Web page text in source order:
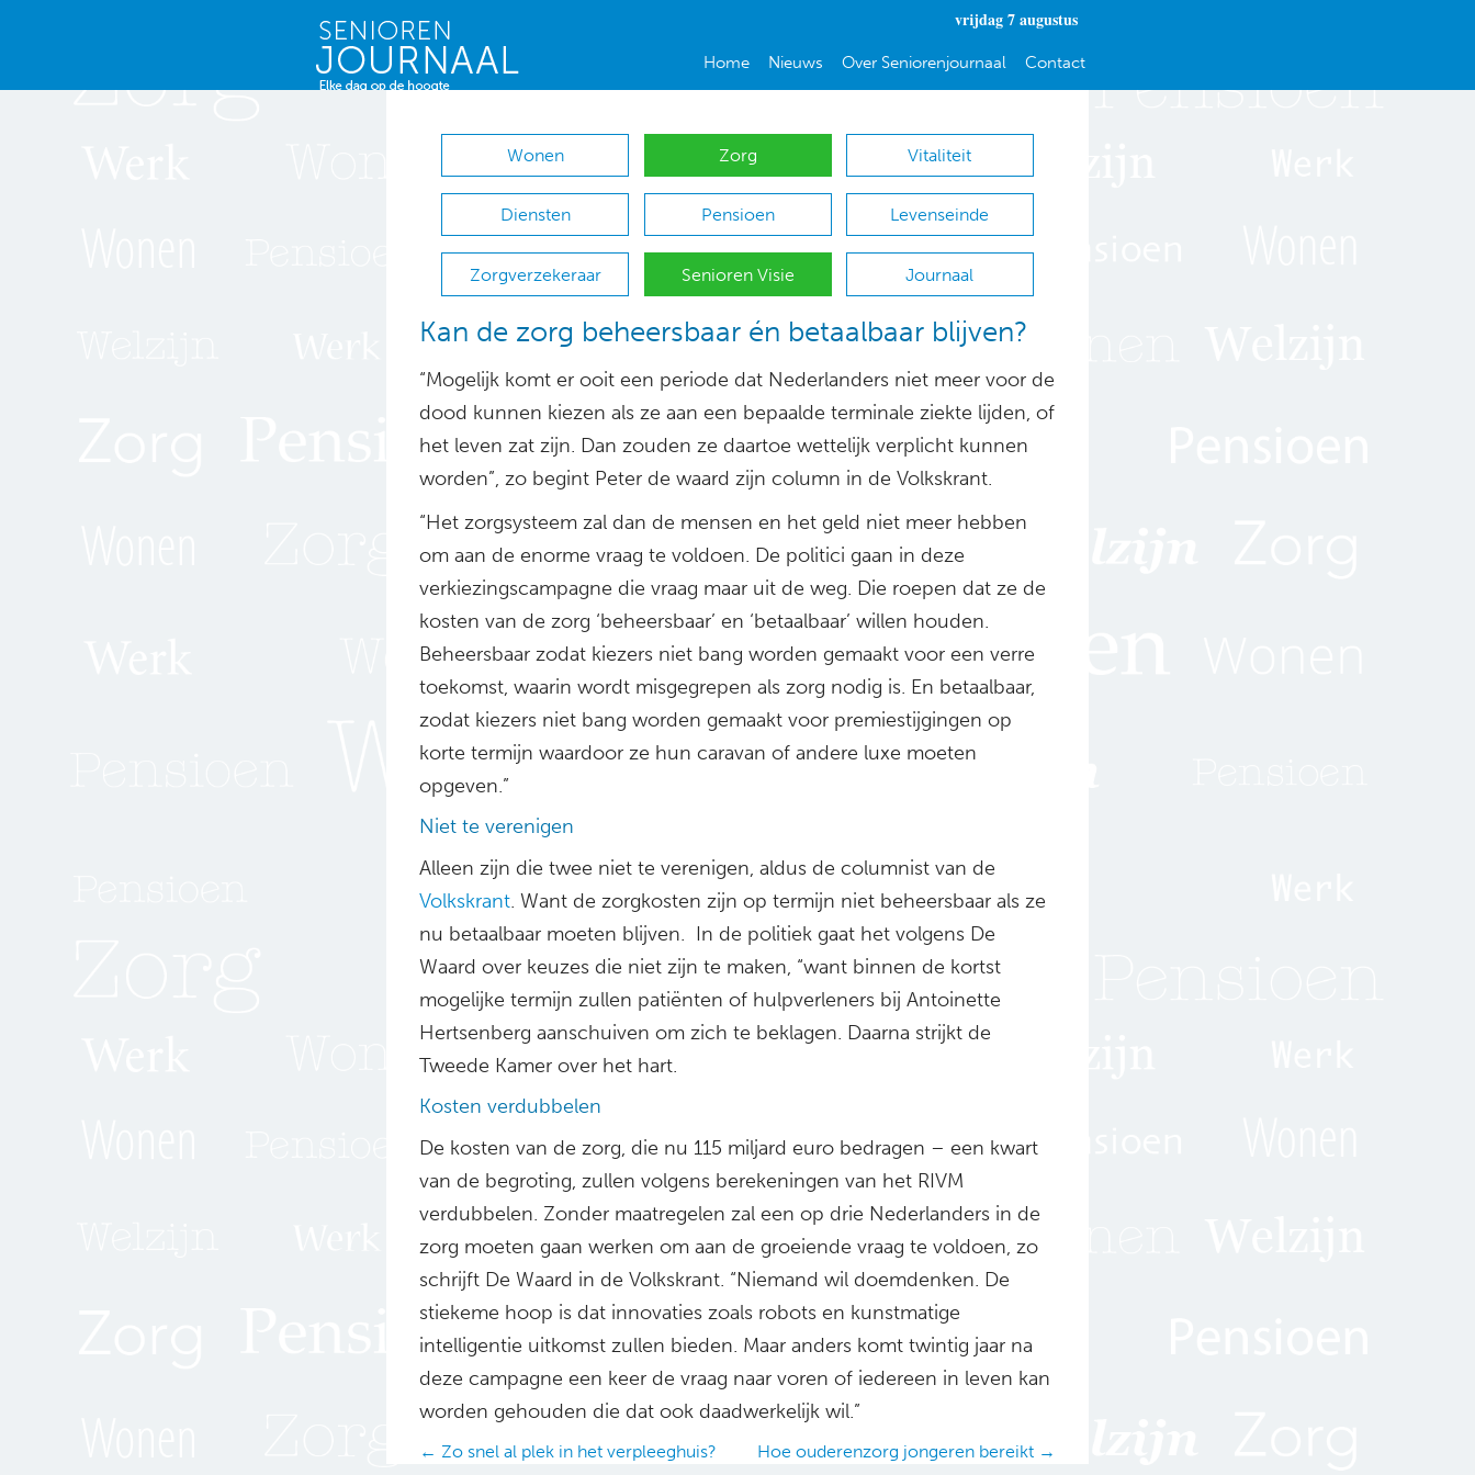
vrijdag 7 augustus
Home Nieuws Over Seniorenjournaal Contact
Wonen Zorg Vitaliteit
Diensten Pensioen Levenseinde
Zorgverzekeraar Senioren Visie Journaal
Kan de zorg beheersbaar én betaalbaar blijven?
“Mogelijk komt er ooit een periode dat Nederlanders niet meer voor de
dood kunnen kiezen als ze aan een bepaalde terminale ziekte lijden, of
het leven zat zijn. Dan zouden ze daartoe wettelijk verplicht kunnen
worden”, zo begint Peter de waard zijn column in de Volkskrant.
“Het zorgsysteem zal dan de mensen en het geld niet meer hebben
om aan de enorme vraag te voldoen. De politici gaan in deze
verkiezingscampagne die vraag maar uit de weg. Die roepen dat ze de
kosten van de zorg ‘beheersbaar’ en ‘betaalbaar’ willen houden.
Beheersbaar zodat kiezers niet bang worden gemaakt voor een verre
toekomst, waarin wordt misgegrepen als zorg nodig is. En betaalbaar,
zodat kiezers niet bang worden gemaakt voor premiestijgingen op
korte termijn waardoor ze hun caravan of andere luxe moeten
opgeven.”
Niet te verenigen
Alleen zijn die twee niet te verenigen, aldus de columnist van de
Volkskrant. Want de zorgkosten zijn op termijn niet beheersbaar als ze
nu betaalbaar moeten blijven. In de politiek gaat het volgens De
Waard over keuzes die niet zijn te maken, “want binnen de kortst
mogelijke termijn zullen patiënten of hulpverleners bij Antoinette
Hertsenberg aanschuiven om zich te beklagen. Daarna strijkt de
Tweede Kamer over het hart.
Kosten verdubbelen
De kosten van de zorg, die nu 115 miljard euro bedragen – een kwart
van de begroting, zullen volgens berekeningen van het RIVM
verdubbelen. Zonder maatregelen zal een op drie Nederlanders in de
zorg moeten gaan werken om aan de groeiende vraag te voldoen, zo
schrijft De Waard in de Volkskrant. “Niemand wil doemdenken. De
stiekeme hoop is dat innovaties zoals robots en kunstmatige
intelligentie uitkomst zullen bieden. Maar anders komt twintig jaar na
deze campagne een keer de vraag naar voren of iedereen in leven kan
worden gehouden die dat ook daadwerkelijk wil.”
Posts
← Zo snel al plek in het verpleeghuis? Hoe ouderenzorg jongeren bereikt →